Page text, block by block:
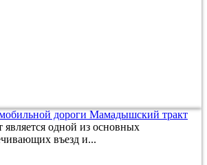
дороги Мамадышский тракт
одной из основных
въезд и...